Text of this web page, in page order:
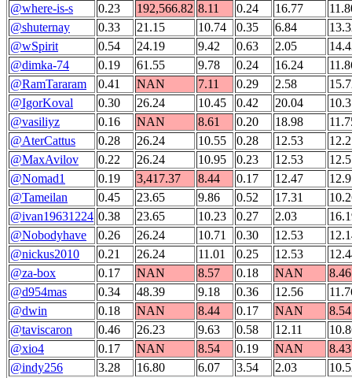
@where-is-s
0.23 192,566.82 8.11 0.24 16.77
@shuternay
0.33 21.15 10.74 0.35 6.84
@wSpirit
0.54 24.19 9.42 0.63 2.05
@dimka-74
0.19 61.55 9.78 0.24 16.24
@RamTararam
0.41 NAN 7.11 0.29 2.58
@IgorKoval
0.30 26.24 10.45 0.42 20.04
@vasiliyz
0.16 NAN 8.61 0.20 18.98
@AterCattus
0.28 26.24 10.55 0.28 12.53
@MaxAvilov
0.22 26.24 10.95 0.23 12.53
@Nomad1
0.19 3,417.37 8.44 0.17 12.47
@Tameilan
0.45 23.65 9.86 0.52 17.31
@ivan19631224 0.38 23.65 10.23 0.27 2.03
@Nobodyhave
0.26 26.24 10.71 0.30 12.53
@nickus2010
0.21 26.24 11.01 0.25 12.53
@za-box
0.17 NAN 8.57 0.18 NAN
8.46
@d954mas
0.34 48.39 9.18 0.36 12.56
@dwin
0.18 NAN 8.44 0.17 NAN
8.54
@taviscaron
0.46 26.23 9.63 0.58 12.11
@xio4
0.17 NAN 8.54 0.19 NAN
8.43
@indy256
3.28 16.80 6.07 3.54 2.03